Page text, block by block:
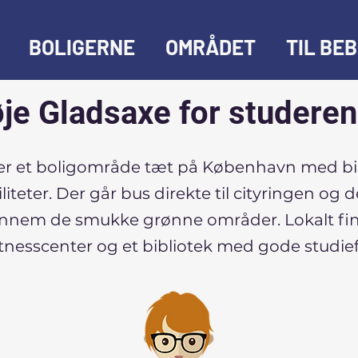
BOLIGERNE OMRÅDET TIL
Gladsaxe for
et boligområde tæt på København med
Der går bus direkte til cityringen og
de smukke grønne områder. Lokalt
og et bibliotek med gode